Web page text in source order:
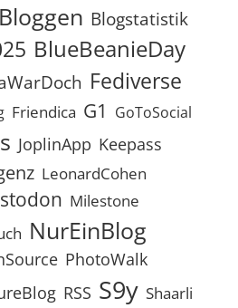
Bloggen Blogstatistik
BlueBeanieDay
Fediverse
Friendica G1 GoToSocial
JoplinApp Keepass
LeonardCohen
Milestone
NurEinBlog
PhotoWalk
RSS S9y Shaarli